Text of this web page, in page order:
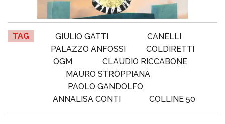
TAG GIULIO GATTI
CANELLI
PALAZZO ANFOSSI
COLDIRETTI
OGM
CLAUDIO RICCABONE
MAURO STROPPIANA
PAOLO GANDOLFO
ANNALISA CONTI
COLLINE 50